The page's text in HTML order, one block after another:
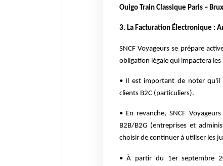
Ouigo Train Classique Paris –
3. La Facturation Électronique :
SNCF Voyageurs se prépare
obligation légale qui impactera
• Il est important de noter qu'il
clients B2C (particuliers).
• En revanche, SNCF
B2B/B2G (entreprises et
choisir de continuer à utiliser les
• À partir du 1er septembre